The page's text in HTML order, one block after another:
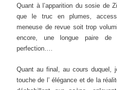
Quant à l’apparition du sosie de
que le truc en plumes,
meneuse de revue soit trop
encore, une longue paire de
perfection….
Quant au final, au cours duquel,
touche de l’ élégance et de la